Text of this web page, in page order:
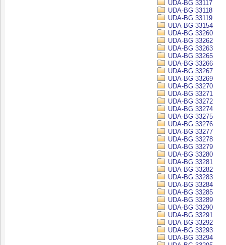
UDA-BG 33117
UDA-BG 33118
UDA-BG 33119
UDA-BG 33154
UDA-BG 33260
UDA-BG 33262
UDA-BG 33263
UDA-BG 33265
UDA-BG 33266
UDA-BG 33267
UDA-BG 33269
UDA-BG 33270
UDA-BG 33271
UDA-BG 33272
UDA-BG 33274
UDA-BG 33275
UDA-BG 33276
UDA-BG 33277
UDA-BG 33278
UDA-BG 33279
UDA-BG 33280
UDA-BG 33281
UDA-BG 33282
UDA-BG 33283
UDA-BG 33284
UDA-BG 33285
UDA-BG 33289
UDA-BG 33290
UDA-BG 33291
UDA-BG 33292
UDA-BG 33293
UDA-BG 33294